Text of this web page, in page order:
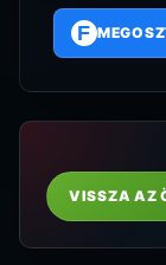
F
VISSZA AZ